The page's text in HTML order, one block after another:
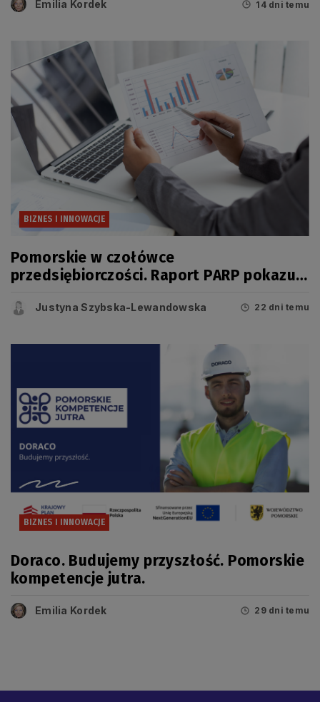
Emilia Kordek 14 dni temu
BIZNES I INNOWACJE
Pomorskie w czołówce
przedsiębiorczości. Raport PARP pokazuje
regionu świadczy coś więcej niż liczba
Justyna Szybska-Lewandowska 22 dni temu
BIZNES I INNOWACJE
Doraco. Budujemy przyszłość. Pomorskie
kompetencje jutra.
Emilia Kordek 29 dni temu